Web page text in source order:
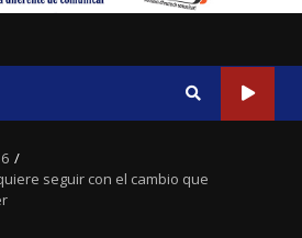
6
seguir con el cambio que